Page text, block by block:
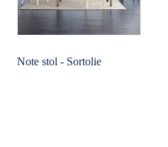
Note stol - Sortolie